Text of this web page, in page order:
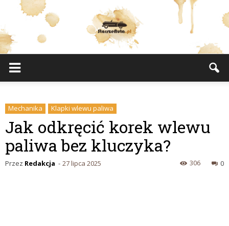
Mechanika Klapki wlewu paliwa
Jak odkręcić korek wlewu
paliwa bez kluczyka?
Przez Redakcja - 27 lipca 2025 0
306